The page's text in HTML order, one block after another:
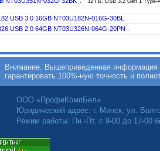
32 ГБ, USB 3.2 Gen 1 Type-
USB 3.0 16GB NT03U182N-016G-30BL
USB 2.0 64GB NT03U326N-064G-20PN
Внимание. Вышеприведенная информация
гарантировать 100%-ную точность и
ООО «ПрофиКомпБел»
Юридический адрес: г. Минск, ул.
Режим работы: Пн.-Пт. с 9-00 до 17-00